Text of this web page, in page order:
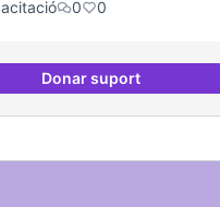
0 0
Donar suportCol·laboració